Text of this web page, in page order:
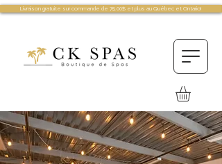
Livraison gratuite sur commande de 75.00$ et plus au Québec et Ontario!